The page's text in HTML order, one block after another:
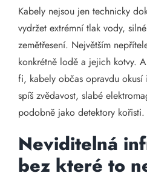
Kabely nejsou jen technicky
vydržet extrémní tlak vody,
zemětřesení. Největším
konkrétně lodě a jejich kotvy.
fi, kabely občas opravdu
spíš zvědavost, slabé
podobně jako detektory kořisti.
Neviditelná
bez které to